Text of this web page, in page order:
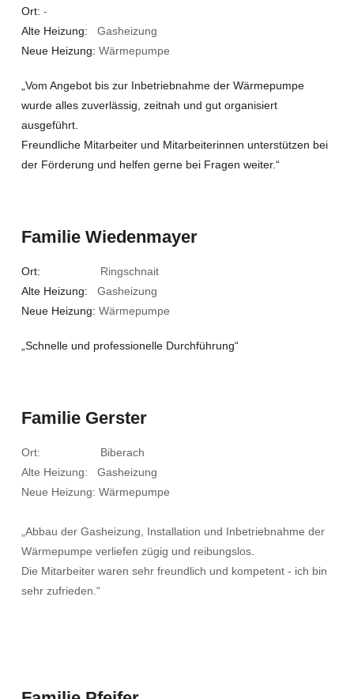
Ort: -
Alte Heizung: Gasheizung
Neue Heizung: Wärmepumpe
„Vom Angebot bis zur Inbetriebnahme der Wärmepumpe
wurde alles zuverlässig, zeitnah und gut organisiert
ausgeführt.
Freundliche Mitarbeiter und Mitarbeiterinnen unterstützen bei
der Förderung und helfen gerne bei Fragen weiter.“
Familie Wiedenmayer
Ort: Ringschnait
Alte Heizung: Gasheizung
Neue Heizung: Wärmepumpe
„Schnelle und professionelle Durchführung“
Familie Gerster
Ort: Biberach
Alte Heizung: Gasheizung
Neue Heizung: Wärmepumpe
„Abbau der Gasheizung, Installation und Inbetriebnahme der
Wärmepumpe verliefen zügig und reibungslos.
Die Mitarbeiter waren sehr freundlich und kompetent - ich bin
sehr zufrieden.“